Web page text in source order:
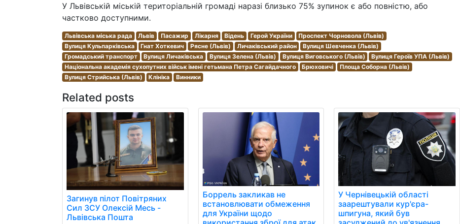
У Львівській міській територіальній громаді наразі близько 75% зупинок є або повністю, або
частково доступними.
Львівська міська рада Львів Пасажир Лікарня Відень Герой України
Проспект Чорновола (Львів)
Вулиця Кульпарківська
Гнат Хоткевич Рясне (Львів) Личаківський район
Вулиця Шевченка (Львів)
Громадський транспорт
Вулиця Личаківська Вулиця Зелена (Львів) Вулиця Виговського (Львів)
Вулиця Героїв УПА (Львів)
Національна академія сухопутних військ імені гетьмана Петра Сагайдачного
Брюховичі
Площа Соборна (Львів)
Вулиця Стрийська (Львів)
Клініка Винники
Related posts
Загинув пілот Повітряних
Сил ЗСУ Олексій Месь -
Львівська Пошта
Боррель закликав не
встановлювати обмеження
для України щодо
У Чернівецькій області
заарештували кур'єра-
шпигуна, який був